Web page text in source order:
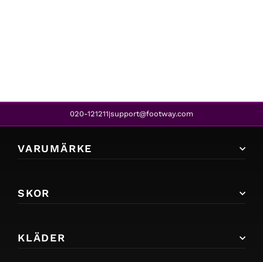
020-121211|support@footway.com
VARUMÄRKE
SKOR
KLÄDER